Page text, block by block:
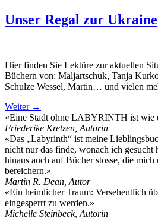
Unser Regal zur Ukraine
Hier finden Sie Lektüre zur aktuellen
Büchern von: Maljartschuk, Tanja
Schulze Wessel, Martin… und vielen
Weiter →
«Eine Stadt ohne LABYRINTH ist wie
Friederike Kretzen, Autorin
«Das „Labyrinth“ ist meine
nicht nur das finde, wonach ich gesucht
hinaus auch auf Bücher stosse, die mich
bereichern.»
Martin R. Dean, Autor
«Ein heimlicher Traum: Versehentlich
eingesperrt zu werden.»
Michelle Steinbeck, Autorin